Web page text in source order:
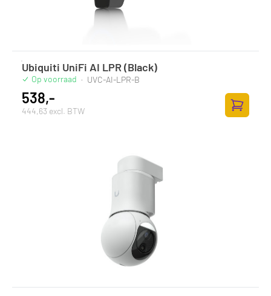
Ubiquiti UniFi AI LPR (Black)
Op voorraad · UVC-AI-LPR-B
538,-
444,63 excl. BTW